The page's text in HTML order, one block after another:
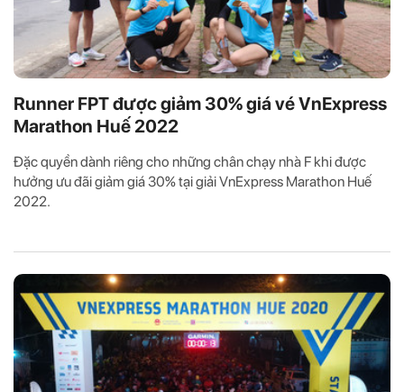
Runner FPT được giảm 30% giá vé VnExpress
Marathon Huế 2022
Đặc quyền dành riêng cho những chân chạy nhà F khi được
hưởng ưu đãi giảm giá 30% tại giải VnExpress Marathon Huế
2022.